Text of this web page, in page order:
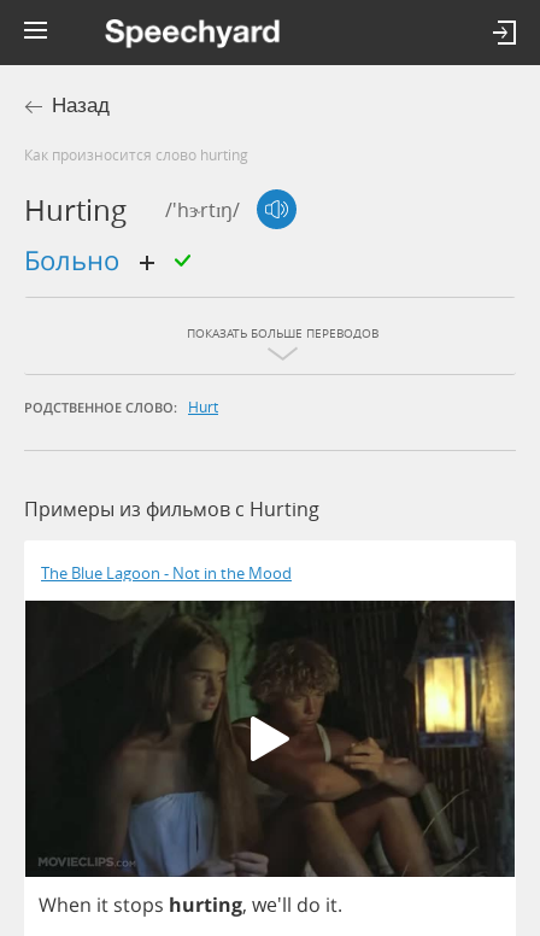
Назад
Как произносится слово hurting
Hurting /'hɝrtɪŋ/
больно
ПОКАЗАТЬ БОЛЬШЕ ПЕРЕВОДОВ
РОДСТВЕННОЕ СЛОВО: Hurt
Примеры из фильмов c Hurting
The Blue Lagoon - Not in the Mood
When it stops hurting, we'll do it.